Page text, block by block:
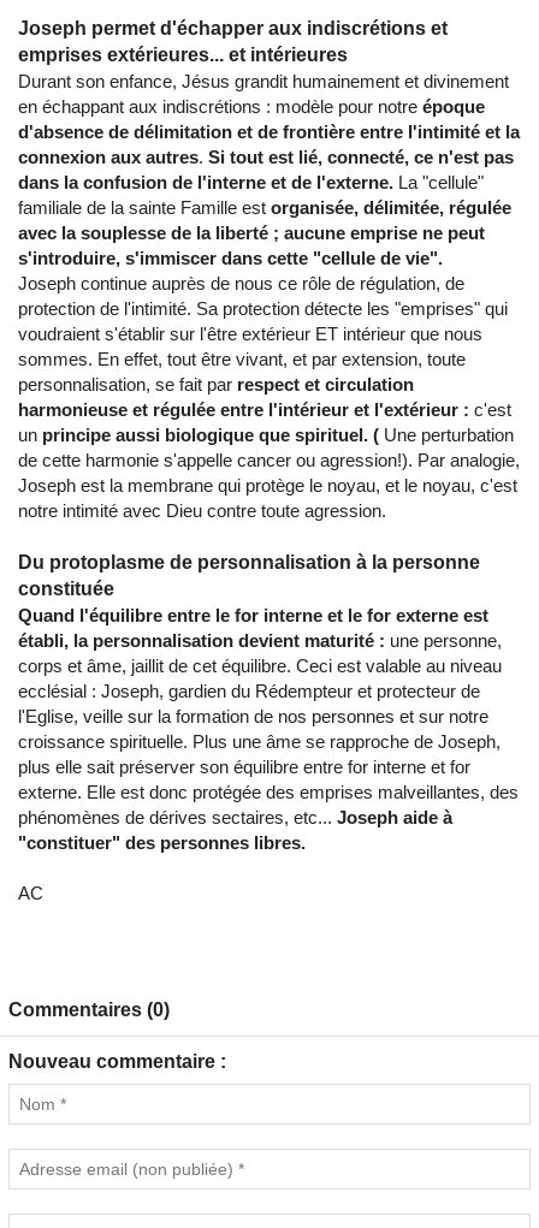
Joseph permet d'échapper aux indiscrétions et
emprises extérieures... et intérieures
Durant son enfance, Jésus grandit humainement et divinement
en échappant aux indiscrétions : modèle pour notre époque
d'absence de délimitation et de frontière entre l'intimité et la
connexion aux autres. Si tout est lié, connecté, ce n'est pas
dans la confusion de l'interne et de l'externe. La "cellule"
familiale de la sainte Famille est organisée, délimitée, régulée
avec la souplesse de la liberté ; aucune emprise ne peut
s'introduire, s'immiscer dans cette "cellule de vie".
Joseph continue auprès de nous ce rôle de régulation, de
protection de l'intimité. Sa protection détecte les "emprises" qui
voudraient s'établir sur l'être extérieur ET intérieur que nous
sommes. En effet, tout être vivant, et par extension, toute
personnalisation, se fait par respect et circulation
harmonieuse et régulée entre l'intérieur et l'extérieur : c'est
un principe aussi biologique que spirituel. ( Une perturbation
de cette harmonie s'appelle cancer ou agression!). Par analogie,
Joseph est la membrane qui protège le noyau, et le noyau, c'est
notre intimité avec Dieu contre toute agression.
Du protoplasme de personnalisation à la personne
constituée
Quand l'équilibre entre le for interne et le for externe est
établi, la personnalisation devient maturité : une personne,
corps et âme, jaillit de cet équilibre. Ceci est valable au niveau
ecclésial : Joseph, gardien du Rédempteur et protecteur de
l'Eglise, veille sur la formation de nos personnes et sur notre
croissance spirituelle. Plus une âme se rapproche de Joseph,
plus elle sait préserver son équilibre entre for interne et for
externe. Elle est donc protégée des emprises malveillantes, des
phénomènes de dérives sectaires, etc... Joseph aide à
"constituer" des personnes libres.
AC
Commentaires (0)
Nouveau commentaire :